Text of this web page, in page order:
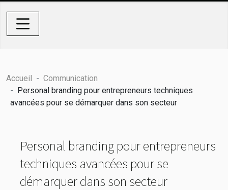
Accueil
Communication
Personal branding pour entrepreneurs techniques
avancées pour se démarquer dans son secteur
Personal branding pour entrepreneurs
techniques avancées pour se
démarquer dans son secteur